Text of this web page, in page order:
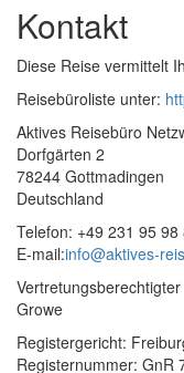
Kontakt
Diese Reise vermittelt
Reisebüroliste unter:
Aktives Reisebüro
Dorfgärten 2
78244 Gottmadingen
Deutschland
Telefon: +49 231 95 98
E-mail:info@aktives-
Growe
Registergericht:
Registernummer: GnR